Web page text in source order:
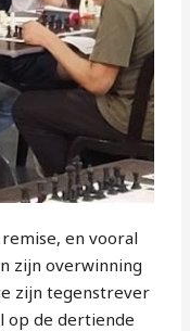
en vooral
zijn overwinning
zijn tegenstrever
op de dertiende